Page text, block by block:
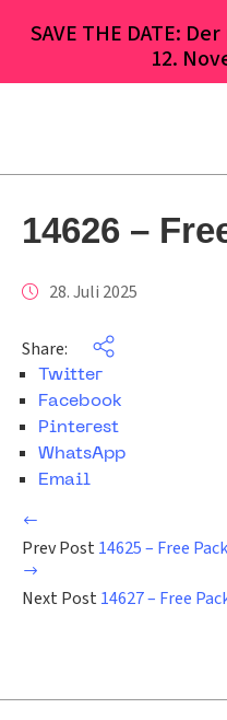
SAVE THE DATE:
12.
14626 –
28. Juli 2025
Share:
Twitter
Facebook
Pinterest
WhatsApp
Email
Prev Post 14625 – Free
Next Post 14627 – Free